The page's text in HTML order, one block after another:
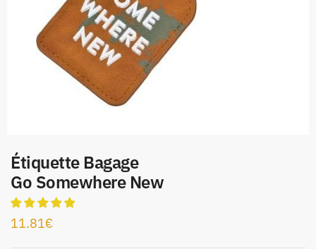
Étiquette Bagage
Go Somewhere New
11.81€